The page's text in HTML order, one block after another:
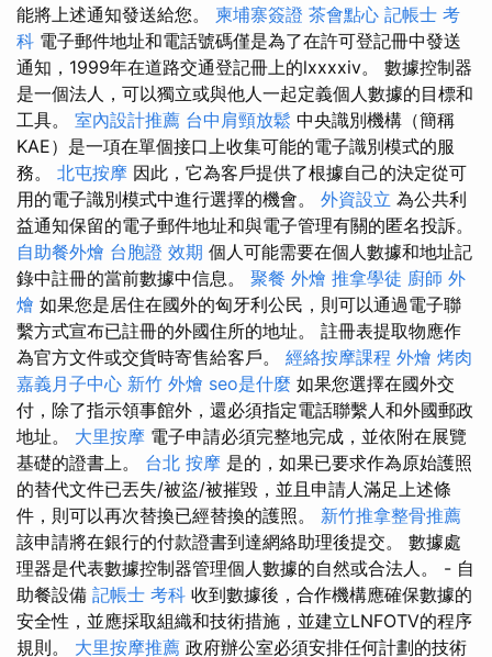
能將上述通知發送給您。 柬埔寨簽證 茶會點心 記帳士 考
科 電子郵件地址和電話號碼僅是為了在許可登記冊中發送
通知，1999年在道路交通登記冊上的lxxxxiv。 數據控制器
是一個法人，可以獨立或與他人一起定義個人數據的目標和
工具。 室內設計推薦 台中肩頸放鬆 中央識別機構（簡稱
KAE）是一項在單個接口上收集可能的電子識別模式的服
務。 北屯按摩 因此，它為客戶提供了根據自己的決定從可
用的電子識別模式中進行選擇的機會。 外資設立 為公共利
益通知保留的電子郵件地址和與電子管理有關的匿名投訴。
自助餐外燴 台胞證 效期 個人可能需要在個人數據和地址記
錄中註冊的當前數據中信息。 聚餐 外燴 推拿學徒 廚師 外
燴 如果您是居住在國外的匈牙利公民，則可以通過電子聯
繫方式宣布已註冊的外國住所的地址。 註冊表提取物應作
為官方文件或交貨時寄售給客戶。 經絡按摩課程 外燴 烤肉
嘉義月子中心 新竹 外燴 seo是什麼 如果您選擇在國外交
付，除了指示領事館外，還必須指定電話聯繫人和外國郵政
地址。 大里按摩 電子申請必須完整地完成，並依附在展覽
基礎的證書上。 台北 按摩 是的，如果已要求作為原始護照
的替代文件已丟失/被盜/被摧毀，並且申請人滿足上述條
件，則可以再次替換已經替換的護照。 新竹推拿整骨推薦
該申請將在銀行的付款證書到達網絡助理後提交。 數據處
理器是代表數據控制器管理個人數據的自然或合法人。 - 自
助餐設備 記帳士 考科 收到數據後，合作機構應確保數據的
安全性，並應採取組織和技術措施，並建立LNFOTV的程序
規則。 大里按摩推薦 政府辦公室必須安排任何計劃的技術